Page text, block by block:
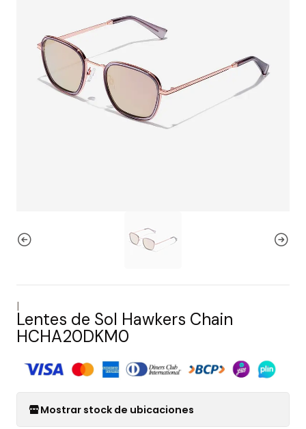
|
Lentes de Sol Hawkers Chain
HCHA20DKM0
Mostrar stock de ubicaciones